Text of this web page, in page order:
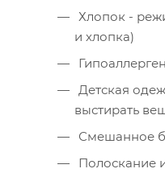
Хлопок -
и хлопка)
Детская
выстирать
Смешанное
Полоскание